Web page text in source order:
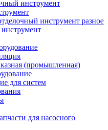
инструмент
инструмент разное
(промышленная)
для систем
для насосного